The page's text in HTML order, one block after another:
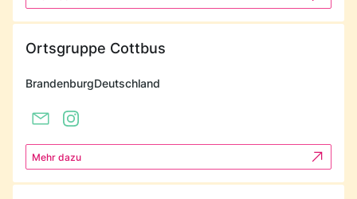
Ortsgruppe Cottbus
BrandenburgDeutschland
Mehr dazu